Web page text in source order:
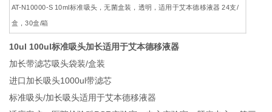
AT-N10000-S 10ml标准吸头，无菌盒装，透明，适用于艾本德移液器 24支/
盒，30盒/箱
10ul 100ul标准吸头加长适用于艾本德移液器
加长带滤芯吸头袋装/盒装
进口加长吸头1000ul带滤芯
标准吸头/加长吸头适用于艾本德移液器